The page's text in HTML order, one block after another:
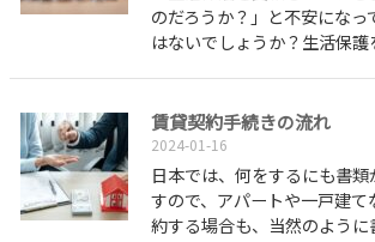
のだろうか？」と不安になっ
はないでしょうか？生活保
賃貸契約手続きの流れ
2024-01-16
日本では、何をするにも書
すので、アパートや一戸建
約する場合も、当然のよう